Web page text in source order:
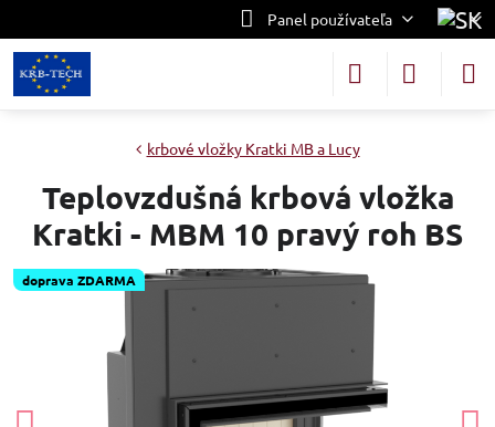
Panel používateľa
doprava ZDARMA
krbové vložky Kratki MB a Lucy
Teplovzdušná krbová vložka
Kratki - MBM 10 pravý roh BS